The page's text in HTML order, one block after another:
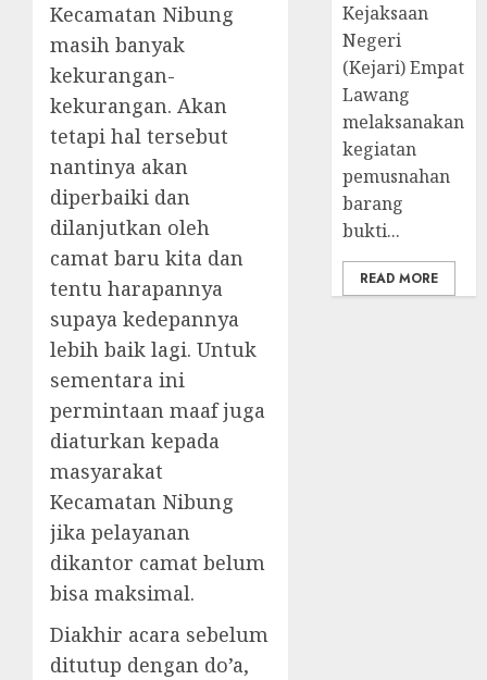
Kecamatan Nibung
masih banyak
kekurangan-
kekurangan. Akan
tetapi hal tersebut
nantinya akan
diperbaiki dan
dilanjutkan oleh
camat baru kita dan
tentu harapannya
supaya kedepannya
lebih baik lagi. Untuk
sementara ini
permintaan maaf juga
diaturkan kepada
masyarakat
Kecamatan Nibung
jika pelayanan
dikantor camat belum
bisa maksimal.
Diakhir acara sebelum
ditutup dengan do’a,
Kejaksaan
Negeri
(Kejari) Empat
Lawang
melaksanakan
kegiatan
pemusnahan
barang
bukti...
READ MORE